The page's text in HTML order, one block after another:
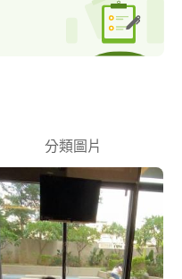
分類圖片